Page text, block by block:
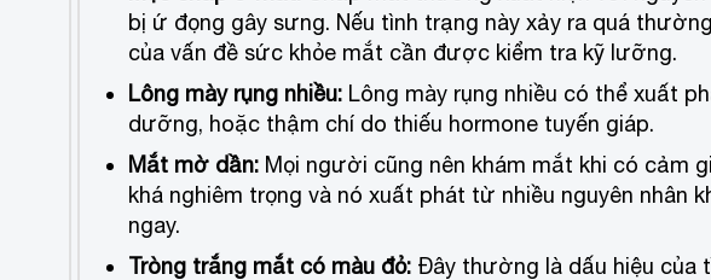
bị ứ đọng gây sưng. Nếu tình trạng này xảy ra quá
của vấn đề sức khỏe mắt cần được kiểm tra kỹ lưỡng.
Lông mày rụng nhiều: Lông mày rụng nhiều có thể xuất
dưỡng, hoặc thậm chí do thiếu hormone tuyến giáp.
Mắt mờ dần: Mọi người cũng nên khám mắt khi có cảm
khá nghiêm trọng và nó xuất phát từ nhiều nguyên nhân
ngay.
Tròng trắng mắt có màu đỏ: Đây thường là dấu hiệu của